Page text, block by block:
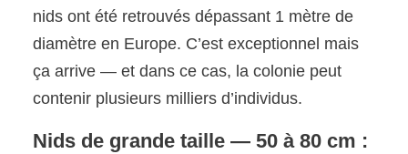
nids ont été retrouvés dépassant 1 mètre de
diamètre en Europe. C’est exceptionnel mais
ça arrive — et dans ce cas, la colonie peut
contenir plusieurs milliers d’individus.
Nids de grande taille — 50 à 80 cm :